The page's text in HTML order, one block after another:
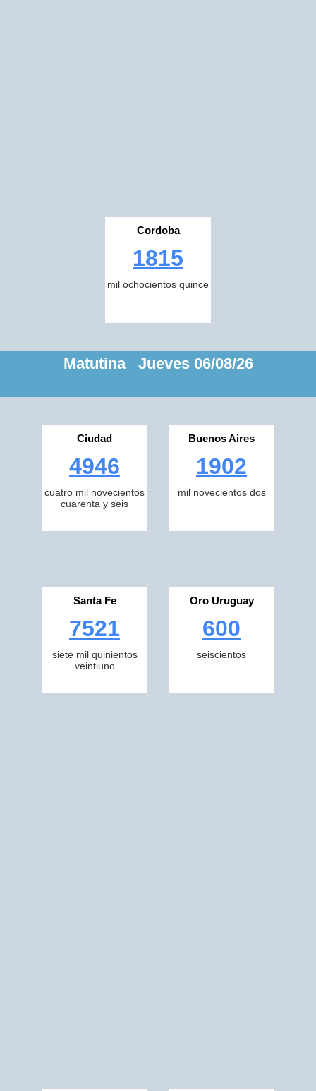
Cordoba
1815
mil ochocientos quince
Matutina Jueves 06/08/26
Ciudad
4946
cuatro mil novecientos
cuarenta y seis
Buenos Aires
1902
mil novecientos dos
Santa Fe
7521
siete mil quinientos
veintiuno
Oro Uruguay
600
seiscientos